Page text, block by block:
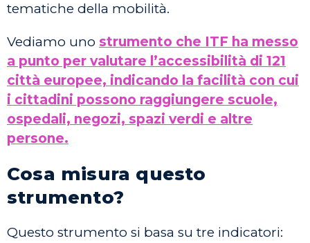
tematiche della mobilità.
Vediamo uno strumento che ITF ha messo
a punto per valutare l’accessibilità di 121
città europee, indicando la facilità con cui
i cittadini possono raggiungere scuole,
ospedali, negozi, spazi verdi e altre
persone.
Cosa misura questo
strumento?
Questo strumento si basa su tre indicatori: